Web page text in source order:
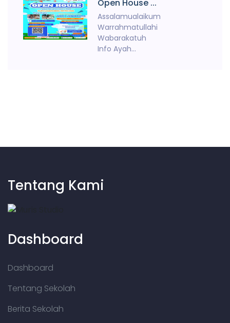
Open House ...
Assalamualaikum
Warrahmatullahi
Wabarakatuh
Info Ayah...
Tentang Kami
Dashboard
Dashboard
Tentang Sekolah
Berita Sekolah